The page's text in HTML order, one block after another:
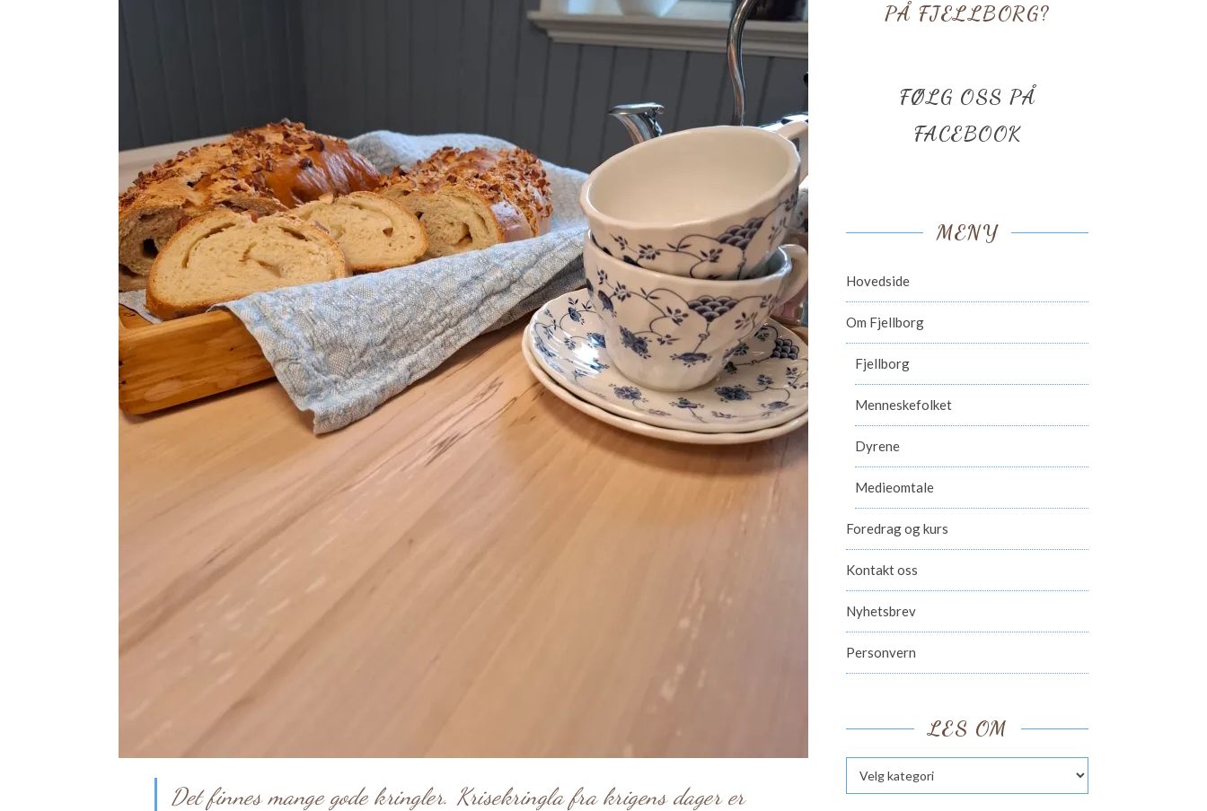
Det finnes mange gode kringler. Krisekringla fra krigens dager er
PÅ FJELLBORG?
FØLG OSS PÅ
FACEBOOK
MENY
Hovedside
Om Fjellborg
Fjellborg
Menneskefolket
Dyrene
Medieomtale
Foredrag og kurs
Kontakt oss
Nyhetsbrev
Personvern
LES OM
Les om